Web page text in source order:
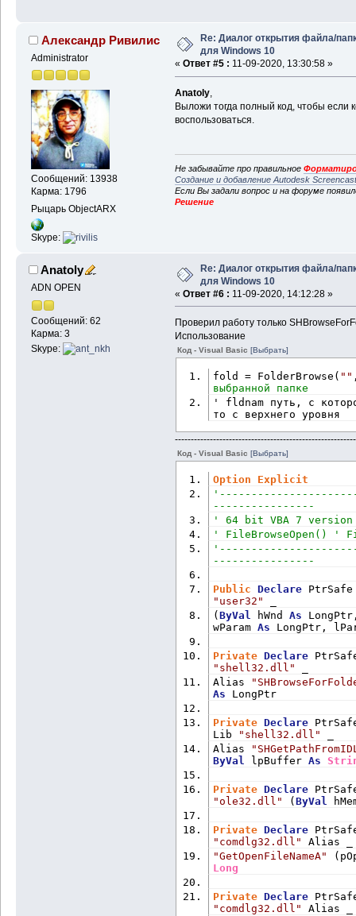
Александр Ривилис
Administrator
Сообщений: 13938
Карма: 1796
Рыцарь ObjectARX
Skype:
Re: Диалог открытия файла/
для Windows 10
« Ответ #5 : 11-09-2020, 13:30:58 »
Anatoly,
Выложи тогда полный код, чтобы если
воспользоваться.
Не забывайте про правильное
Создание и добавление Autodesk
Если Вы задали вопрос и на форуме
Решение
Anatoly
ADN OPEN
Сообщений: 62
Карма: 3
Skype:
Re: Диалог открытия файла/
для Windows 10
« Ответ #6 : 11-09-2020, 14:12:28 »
Проверил работу только
Использование
Код - Visual Basic [Выбрать]
fold = FolderBrowse( ""
выбранной папке
' fldnam путь, с
то с верхнего уровня
Код - Visual Basic [Выбрать]
Option
Explicit
----------------
' 64 bit VBA 7 version
' FileBrowseOpen() '
----------------
Public Declare
"user32"
(ByVal hWnd As
wParam As LongPtr,
Private Declare
"shell32.dll"
Alias
As LongPtr
Private Declare
Lib
"shell32.dll"
Alias
ByVal lpBuffer As
Private Declare
"ole32.dll"
(ByVal
Private Declare
"comdlg32.dll"
Alias _
"GetOpenFileNameA"
Long
Private Declare
"comdlg32.dll"
Alias _